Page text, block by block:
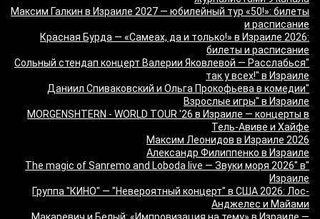
Максим Галкин в Израиле 2027 — юбилейный тур «50!»: билеты
и расписание
Красная Бурда — «Самеах, да и только!» в Израиле 2026:
билеты и расписание
"Сольный стендап концерт Валерии Яковлевой — Расслабься
так у всех!" в Израиле
"Даниил Спиваковский и Ольга Прокофьева в комедии
Взрослые игры" в Израиле
MORGENSHTERN - WORLD TOUR '26 в Израиле — концерты в
Тель-Авиве и Хайфе
Максим Леонидов в Израиле 2026
Александр Филиппенко в Израиле
"The magic of Sanremo and Loboda live — Звуки моря 2026" в
Израиле
Группа "КИНО" — "Невероятный концерт" в США 2026: Лос-
Анджелес и Майами